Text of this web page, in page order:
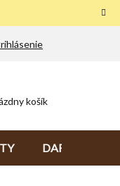
košík
DARČEKY